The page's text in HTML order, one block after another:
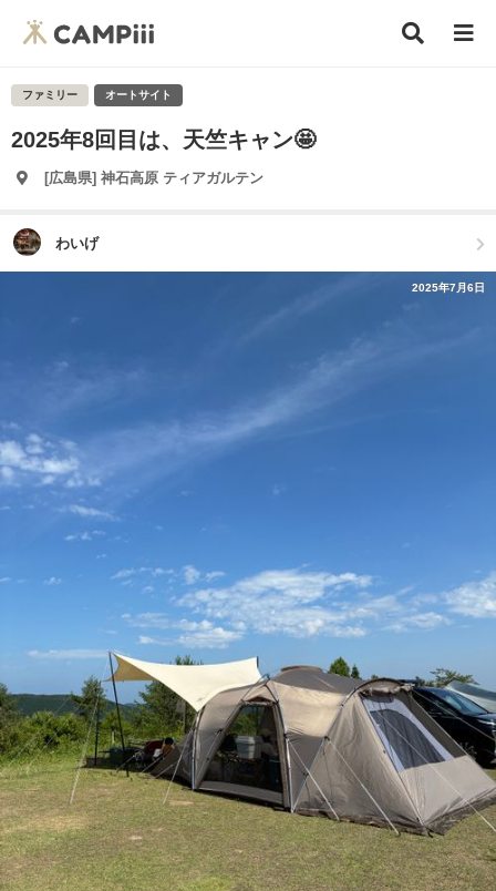
ファミリー オートサイト
2025年8回目は、天竺キャン🤩
[広島県] 神石高原 ティアガルテン
わいげ
2025年7月6日